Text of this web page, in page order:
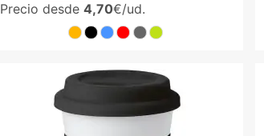
Precio desde4,70€/ud.